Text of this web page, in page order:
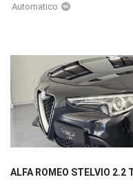
Automatico
ALFA ROMEO STELVIO 2.2